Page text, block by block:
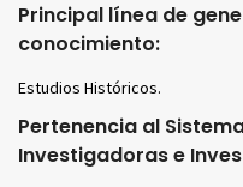
Principal línea de
conocimiento:
Estudios Históricos.
Pertenencia al
Investigadoras e